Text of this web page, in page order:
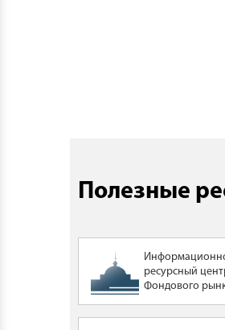
Полезные
ресурсный
Фондового